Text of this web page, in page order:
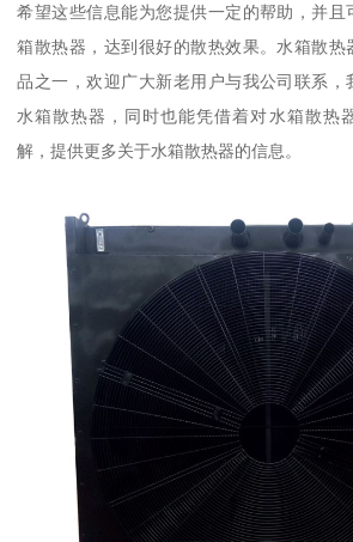
希望这些信息能为您提供一定的帮助，并且
箱散热器，达到很好的散热效果。水箱散热
品之一，欢迎广大新老用户与我公司联系，
水箱散热器，同时也能凭借着对水箱散热
解，提供更多关于水箱散热器的信息。